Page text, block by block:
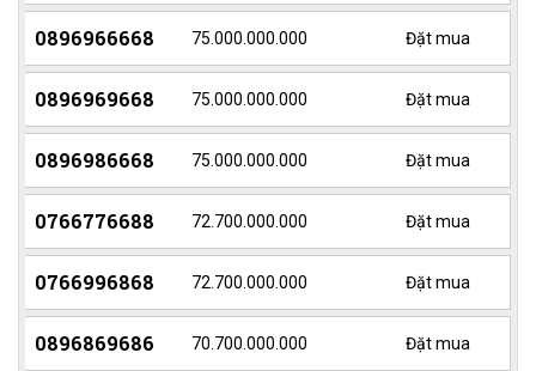
0896966668 75.000.000.000 Đặt mua
0896969668 75.000.000.000 Đặt mua
0896986668 75.000.000.000 Đặt mua
0766776688 72.700.000.000 Đặt mua
0766996868 72.700.000.000 Đặt mua
0896869686 70.700.000.000 Đặt mua